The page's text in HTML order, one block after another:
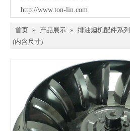
http://www.ton-lin.com
首页 » 产品展示 » 排油烟机配件系列
(内含尺寸)